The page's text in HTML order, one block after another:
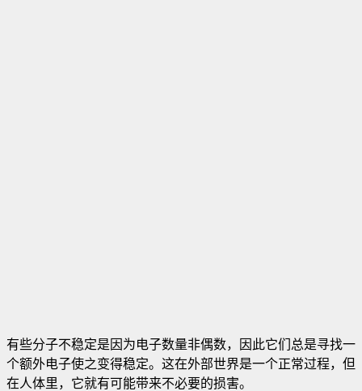
有些分子不稳定是因为电子数量非偶数，因此它们总是寻找一
个额外电子使之变得稳定。这在外部世界是一个正常过程，但
在人体里，它就有可能带来不必要的损害。